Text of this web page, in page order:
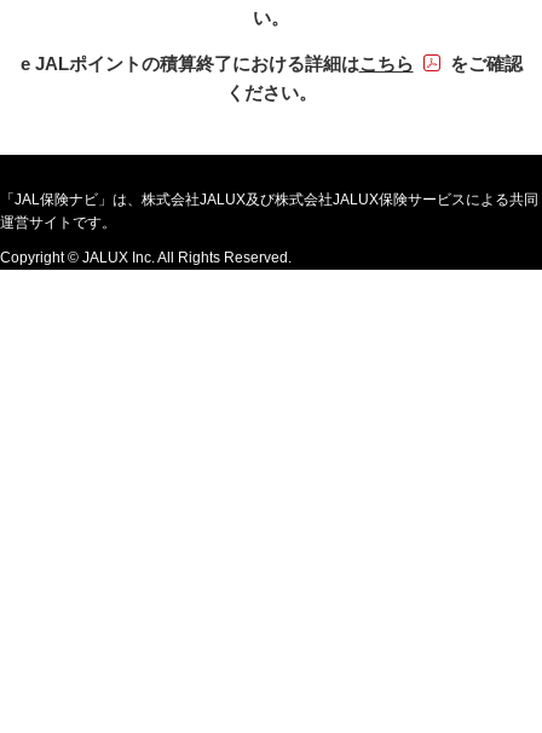
い。
e JALポイントの積算終了における詳細はこちらPDFファイル
をご確認
ください。
「JAL保険ナビ」は、株式会社JALUX及び株式会社JALUX保険サービスによる共同
運営サイトです。
Copyright © JALUX Inc. All Rights Reserved.